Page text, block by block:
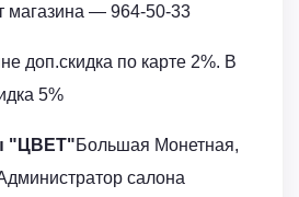
магазина — 964-50-33
доп.скидка по карте 2%. В
5%
"ЦВЕТ"Большая Монетная,
салона